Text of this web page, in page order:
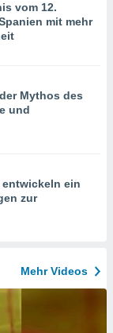
vom 12.
mit mehr
Mythos des
und
entwickeln ein
zur
Mehr Videos